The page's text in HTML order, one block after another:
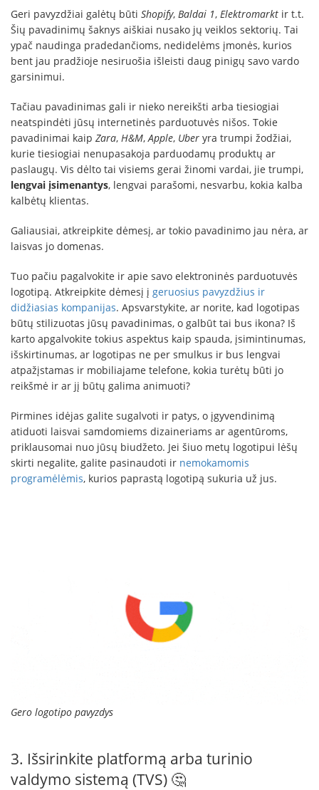
Geri pavyzdžiai galėtų būti Shopify, Baldai 1, Elektromarkt ir t.t.
Šių pavadinimų šaknys aiškiai nusako jų veiklos sektorių. Tai
ypač naudinga pradedančioms, nedidelėms įmonės, kurios
bent jau pradžioje nesiruošia išleisti daug pinigų savo vardo
garsinimui.
Tačiau pavadinimas gali ir nieko nereikšti arba tiesiogiai
neatspindėti jūsų internetinės parduotuvės nišos. Tokie
pavadinimai kaip Zara, H&M, Apple, Uber yra trumpi žodžiai,
kurie tiesiogiai nenupasakoja parduodamų produktų ar
paslaugų. Vis dėlto tai visiems gerai žinomi vardai, jie trumpi,
lengvai įsimenantys, lengvai parašomi, nesvarbu, kokia kalba
kalbėtų klientas.
Galiausiai, atkreipkite dėmesį, ar tokio pavadinimo jau nėra, ar
laisvas jo domenas.
Tuo pačiu pagalvokite ir apie savo elektroninės parduotuvės
logotipą. Atkreipkite dėmesį į geruosius pavyzdžius ir
didžiasias kompanijas. Apsvarstykite, ar norite, kad logotipas
būtų stilizuotas jūsų pavadinimas, o galbūt tai bus ikona? Iš
karto apgalvokite tokius aspektus kaip spauda, įsimintinumas,
išskirtinumas, ar logotipas ne per smulkus ir bus lengvai
atpažįstamas ir mobiliajame telefone, kokia turėtų būti jo
reikšmė ir ar jį būtų galima animuoti?
Pirmines idėjas galite sugalvoti ir patys, o įgyvendinimą
atiduoti laisvai samdomiems dizaineriams ar agentūroms,
priklausomai nuo jūsų biudžeto. Jei šiuo metų logotipui lėšų
skirti negalite, galite pasinaudoti ir nemokamomis
programėlėmis, kurios paprastą logotipą sukuria už jus.
Gero logotipo pavyzdys
3. Išsirinkite platformą arba turinio
valdymo sistemą (TVS) 🤔